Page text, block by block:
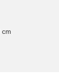
cm